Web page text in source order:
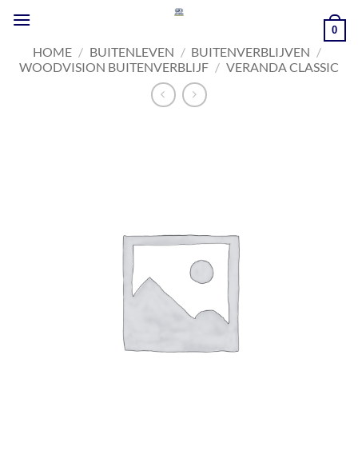
naar
inhoud
0
HOME / BUITENLEVEN / BUITENVERBLIJVEN /
WOODVISION BUITENVERBLIJF / VERANDA CLASSIC